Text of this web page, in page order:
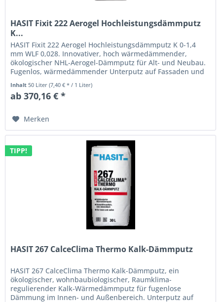
HASIT Fixit 222 Aerogel Hochleistungsdämmputz
K...
HASIT Fixit 222 Aerogel Hochleistungsdämmputz K 0-1,4
mm WLF 0,028. Innovativer, hoch wärmedämmender,
ökologischer NHL-Aerogel-Dämmputz für Alt- und Neubau.
Fugenlos, wärmedämmender Unterputz auf Fassaden und
Innenwänden bis 15 cm...
Inhalt50 Liter(7,40 € * / 1 Liter)
ab 370,16 € *
Merken
TIPP!
HASIT 267 CalceClima Thermo Kalk-Dämmputz
HASIT 267 CalceClima Thermo Kalk-Dämmputz, ein
ökologischer, wohnbaubiologischer, Raumklima-
regulierender Kalk-Wärmedämmputz für fugenlose
Dämmung im Innen- und Außenbereich. Unterputz auf